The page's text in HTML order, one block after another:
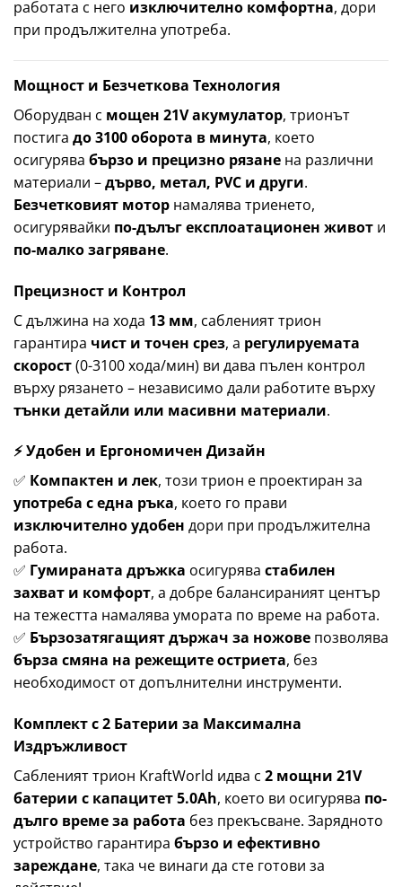
работата с него изключително комфортна, дори
при продължителна употреба.
Мощност и Безчеткова Технология
Оборудван с мощен 21V акумулатор, трионът
постига до 3100 оборота в минута, което
осигурява бързо и прецизно рязане на различни
материали –дърво, метал, PVC и други.
Безчетковият мотор намалява триенето,
осигурявайки по-дълъг експлоатационен живот и
по-малко загряване.
Прецизност и Контрол
С дължина на хода 13 мм, сабленият трион
гарантира чист и точен срез, а регулируемата
скорост(0-3100 хода/мин) ви дава пълен контрол
върху рязането – независимо дали работите върху
тънки детайли или масивни материали.
⚡Удобен и Ергономичен Дизайн
✅ Компактен и лек, този трион е проектиран за
употреба с една ръка, което го прави
изключително удобен дори при продължителна
работа.
✅ Гумираната дръжка осигурява стабилен
захват и комфорт, а добре балансираният център
на тежестта намалява умората по време на работа.
✅ Бързозатягащият държач за ножове позволява
бърза смяна на режещите остриета, без
необходимост от допълнителни инструменти.
Комплект с 2 Батерии за Максимална
Издръжливост
Сабленият трион KraftWorld идва с 2 мощни 21V
батерии с капацитет 5.0Ah, което ви осигурява по-
дълго време за работа без прекъсване. Зарядното
устройство гарантира бързо и ефективно
зареждане, така че винаги да сте готови за